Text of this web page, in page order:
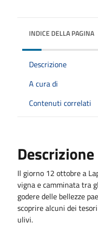
INDICE DELLA PAGINA
Descrizione
A cura di
Contenuti correlati
Descrizione
Il giorno 12 ottobre a
vigna e camminata tra
godere delle bellezze
scoprire alcuni dei
ulivi.